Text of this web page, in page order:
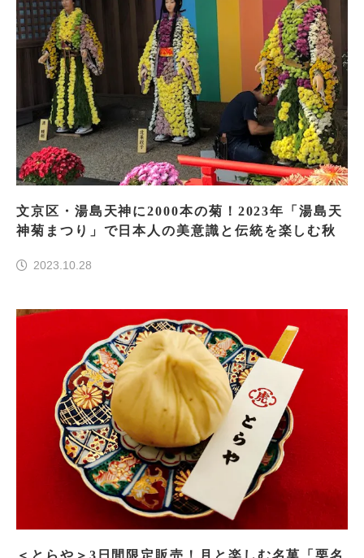
文京区・湯島天神に2000本の菊！2023年「湯島天
神菊まつり」で日本人の美意識と伝統を楽しむ秋
2023.10.28